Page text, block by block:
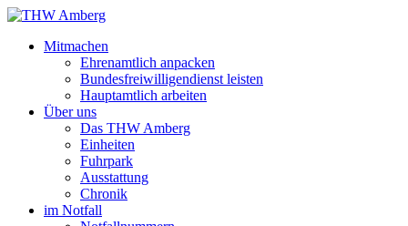
Mitmachen
Ehrenamtlich anpacken
Bundesfreiwilligendienst leisten
Hauptamtlich arbeiten
Über uns
Das THW Amberg
Einheiten
Fuhrpark
Ausstattung
Chronik
im Notfall